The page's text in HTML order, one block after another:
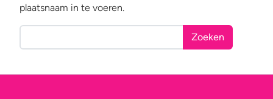
plaatsnaam in te voeren.
Zoeken